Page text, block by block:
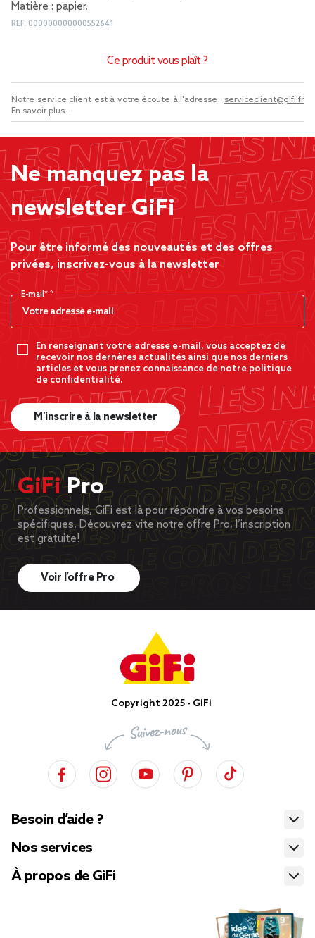
Matière : papier.
REF. 000000000000552641
Ce produit vous plaît ?
Notre service client est à votre écoute à l'adresse : serviceclient@gifi.fr
En savoir plus...
Ne manquez pas la
newsletter GiFi
Pour être informé des nouveautés et des offres
privées, inscrivez-vous à la newsletter
E-mail*
En renseignant votre adresse e-mail, vous acceptez de
recevoir nos dernères actualités ainsi que nos derniers
articles et vous prenez connaissance de notre politique
de confidentialité.
M’inscrire à la newsletter
GiFiPro
Professionnels, GiFi est là pour répondre à vos besoins
spécifiques. Découvrez vite notre offre Pro, l’inscription
est gratuite!
Voir l’offre Pro
Copyright 2025 - GiFi
Besoin d’aide ?
Nos services
À propos de GiFi